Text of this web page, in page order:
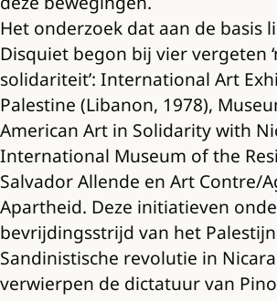
Het onderzoek dat aan de basis
Disquiet begon bij vier vergeten
solidariteit’: International Art
Palestine (Libanon, 1978),
American Art in Solidarity with
International Museum of the
Salvador Allende en Art Contre/
Apartheid. Deze initiatieven
bevrijdingsstrijd van het
Sandinistische revolutie in
verwierpen de dictatuur van